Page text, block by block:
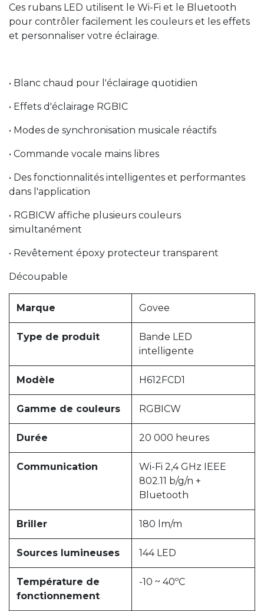
Ces rubans LED utilisent le Wi-Fi et le Bluetooth
pour contrôler facilement les couleurs et les effets
et personnaliser votre éclairage.
• Blanc chaud pour l'éclairage quotidien
• Effets d'éclairage RGBIC
• Modes de synchronisation musicale réactifs
• Commande vocale mains libres
• Des fonctionnalités intelligentes et performantes
dans l'application
• RGBICW affiche plusieurs couleurs
simultanément
• Revêtement époxy protecteur transparent
Découpable
Marque Govee
Type de produit
Bande LED
intelligente
Modèle H612FCD1
Gamme de couleurs RGBICW
Durée 20 000 heures
Communication
Wi-Fi 2,4 GHz IEEE
802.11 b/g/n +
Bluetooth
Briller 180 lm/m
Sources lumineuses 144 LED
Température de
fonctionnement
-10 ~ 40ºC